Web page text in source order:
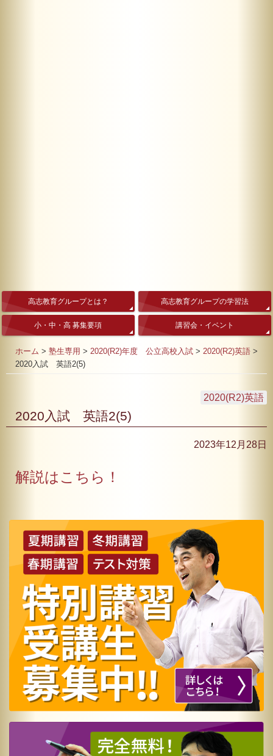
高志教育グループとは？ 高志教育グループの学習法
小・中・高 募集要項 講習会・イベント
ホーム > 塾生専用 > 2020(R2)年度 公立高校入試 > 2020(R2)英語 >
2020入試 英語2(5)
2020(R2)英語
2020入試 英語2(5)
2023年12月28日
解説はこちら！